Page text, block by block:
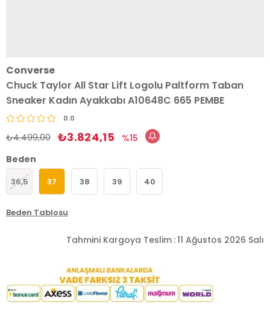
Converse
Chuck Taylor All Star Lift Logolu Paltform Taban
Sneaker Kadın Ayakkabı A10648C 665 PEMBE
0.0
₺4.499,00 ₺3.824,15
15
Beden
36,5 37 38 39 40
Beden Tablosu
Tahmini Kargoya Teslim :11 Ağustos 2026 Salı